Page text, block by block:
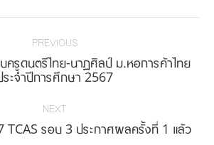
PREVIOUS
Previous
post:
ครูดนตรีไทย-นาฏศิลป์ ม.หอการค้าไทย
ระจำปีการศึกษา 2567
NEXT
Next
รอบ 3 ประกาศผลครั้งที่ 1 แล้ว